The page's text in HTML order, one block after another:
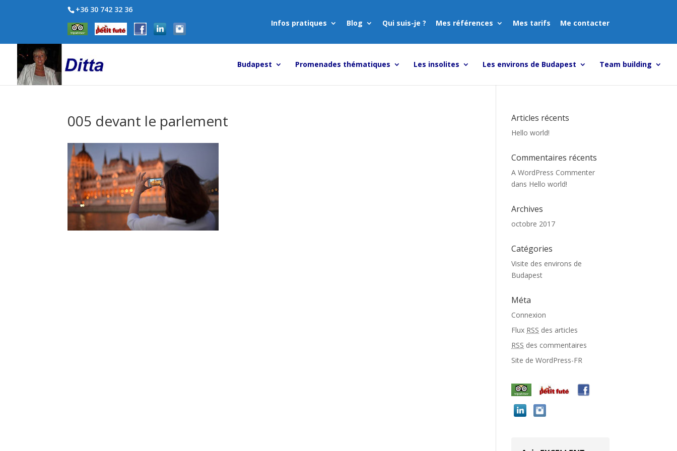
+36 30 742 32 36
Infos pratiques
Blog Qui suis-je ? Mes références Mes tarifs Me contacter
Budapest Promenades thématiques Les insolites Les environs de Budapest Team building
005 devant le parlement Articles récents
Hello world!
Commentaires récents
A WordPress Commenter
dans Hello world!
Archives
octobre 2017
Catégories
Visite des environs de
Budapest
Méta
Connexion
Flux RSS des articles
RSS des commentaires
Site de WordPress-FR